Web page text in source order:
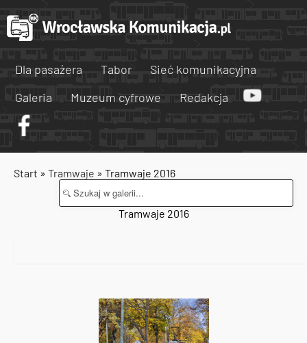
Dla pasażera Tabor
Sieć komunikacyjna
Galeria
Muzeum cyfrowe Redakcja
Start » Tramwaje » Tramwaje 2016
Tramwaje 2016